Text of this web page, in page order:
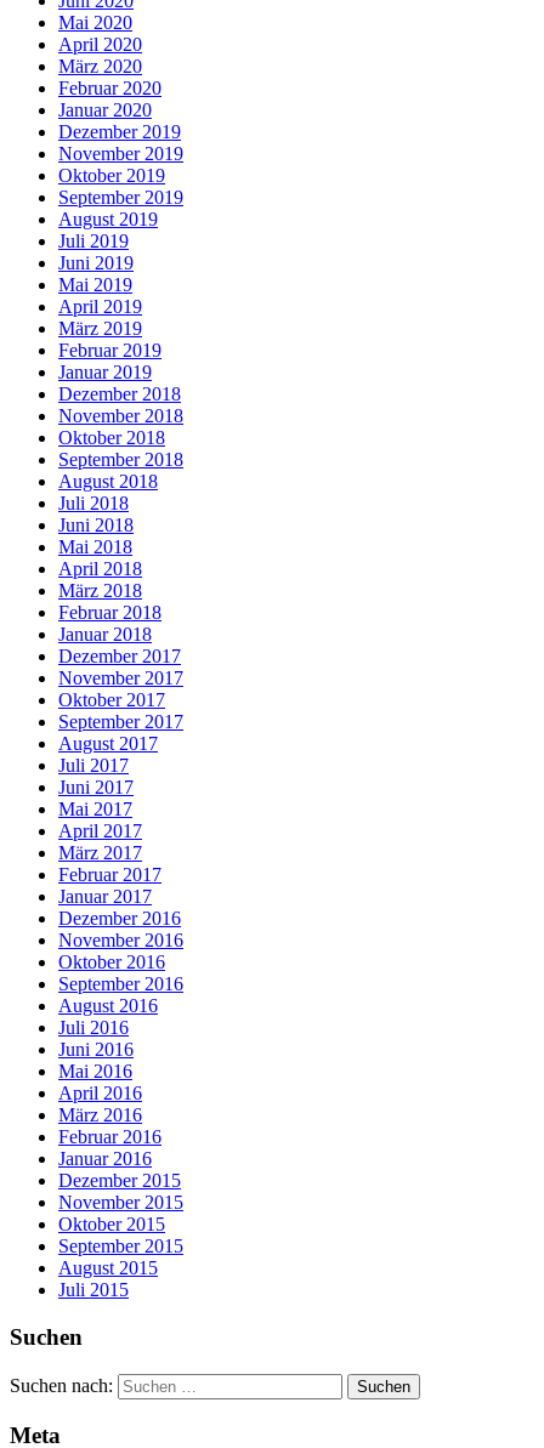
Mai 2020
April 2020
März 2020
Februar 2020
Januar 2020
Dezember 2019
November 2019
Oktober 2019
September 2019
August 2019
Juli 2019
Juni 2019
Mai 2019
April 2019
März 2019
Februar 2019
Januar 2019
Dezember 2018
November 2018
Oktober 2018
September 2018
August 2018
Juli 2018
Juni 2018
Mai 2018
April 2018
März 2018
Februar 2018
Januar 2018
Dezember 2017
November 2017
Oktober 2017
September 2017
August 2017
Juli 2017
Juni 2017
Mai 2017
April 2017
März 2017
Februar 2017
Januar 2017
Dezember 2016
November 2016
Oktober 2016
September 2016
August 2016
Juli 2016
Juni 2016
Mai 2016
April 2016
März 2016
Februar 2016
Januar 2016
Dezember 2015
November 2015
Oktober 2015
September 2015
August 2015
Juli 2015
Suchen
Suchen nach:
Meta